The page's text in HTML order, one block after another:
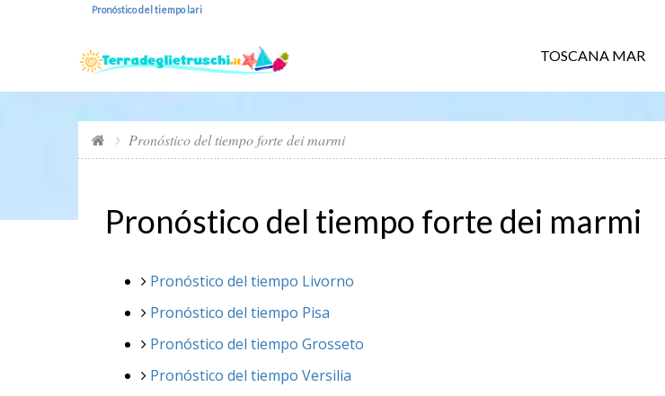
Pronóstico del tiempo lari
TOSCANA MAR
Pronóstico del tiempo forte dei marmi
Pronóstico del tiempo forte dei marmi
Pronóstico del tiempo Livorno
Pronóstico del tiempo Pisa
Pronóstico del tiempo Grosseto
Pronóstico del tiempo Versilia